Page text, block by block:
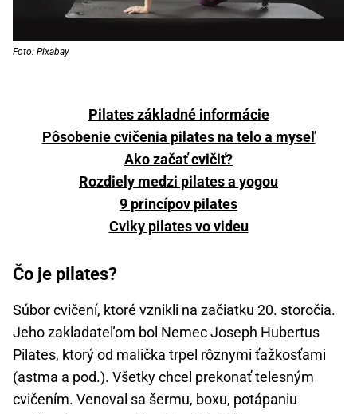
Foto: Pixabay
Pilates základné informácie
Pôsobenie cvičenia pilates na telo a myseľ
Ako začať cvičiť?
Rozdiely medzi pilates a yogou
9 princípov pilates
Cviky pilates vo videu
Čo je pilates?
Súbor cvičení, ktoré vznikli na začiatku 20. storočia.
Jeho zakladateľom bol Nemec Joseph Hubertus
Pilates, ktorý od malička trpel rôznymi ťažkosťami
(astma a pod.). Všetky chcel prekonať telesným
cvičením. Venoval sa šermu, boxu, potápaniu